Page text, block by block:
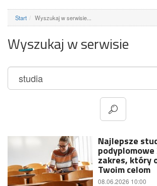
Start Wyszukaj w serwisie...
Wyszukaj w serwisie
Najlepsze
zakres, który
Twoim celom
08.06.2026 10:00